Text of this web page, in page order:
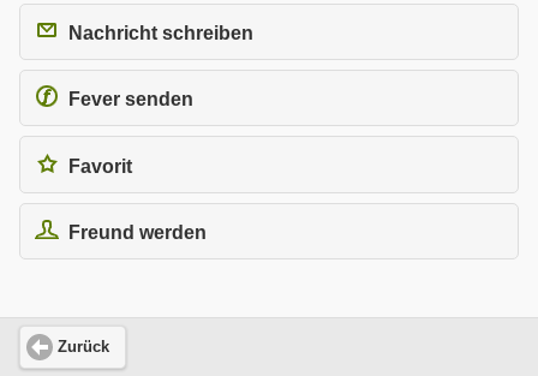
Nachricht schreiben
Fever senden
Favorit
Freund werden
Zurück